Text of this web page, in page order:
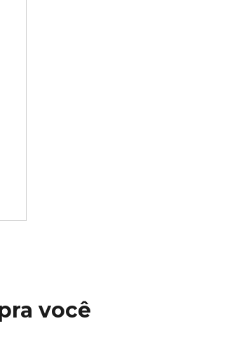
você